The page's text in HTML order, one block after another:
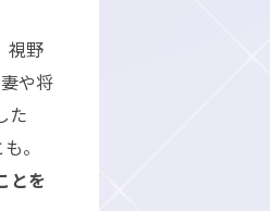
視野
や将
た
。
とを